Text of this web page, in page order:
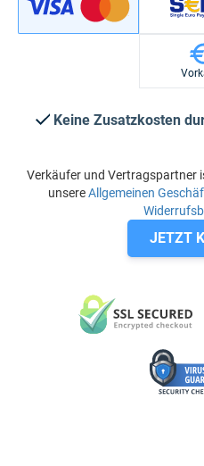
Keine Zusatzkosten
Verkäufer und Vertragspartner
unsereAllgemeinen
JETZT